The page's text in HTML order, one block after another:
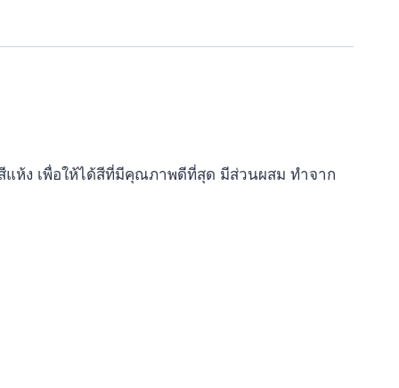
แห้ง เพื่อให้ได้สีที่มีคุณภาพดีที่สุด มีส่วนผสม ทำจาก